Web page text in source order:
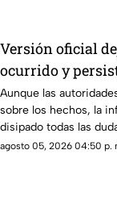
Versión oficial
ocurrido y
Aunque las
sobre los hechos, la
disipado todas las
agosto 05, 2026 04:50 p.